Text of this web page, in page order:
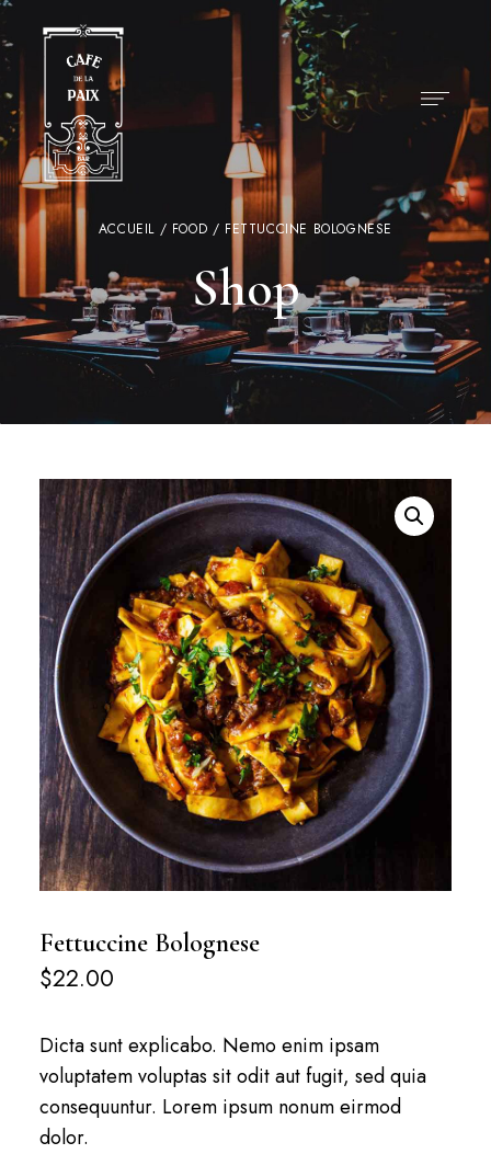
ACCUEIL / FOOD / FETTUCCINE BOLOGNESE
Shop
Fettuccine Bolognese
$22.00
Dicta sunt explicabo. Nemo enim ipsam
voluptatem voluptas sit odit aut fugit, sed quia
consequuntur. Lorem ipsum nonum eirmod
dolor.